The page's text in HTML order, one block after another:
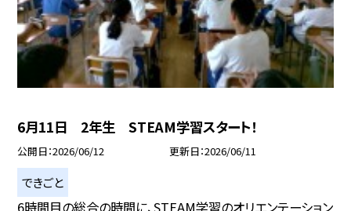
6月11日 2年生 STEAM学習スタート！
公開日 2026/06/12 更新日 2026/06/11
できごと
6時間目の総合の時間に、STEAM学習のオリエンテーション